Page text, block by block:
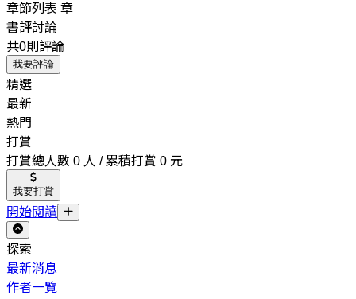
章節列表 章
書評討論
共0則評論
我要評論
精選
最新
熱門
打賞
打賞總人數 0 人 / 累積打賞 0 元
我要打賞
開始閱讀
探索
最新消息
作者一覽